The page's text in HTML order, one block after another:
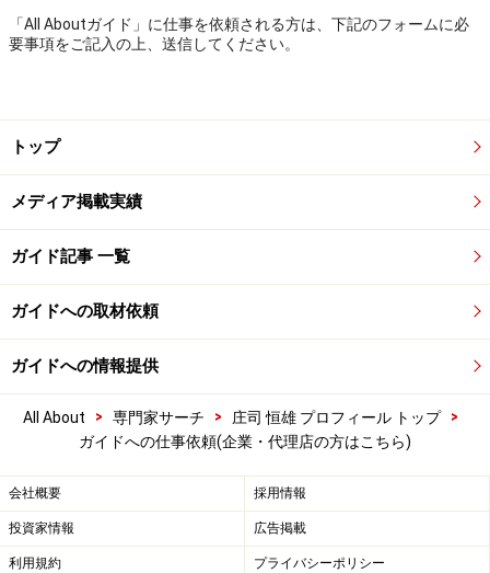
「All Aboutガイド」に仕事を依頼される方は、下記のフォームに必
要事項をご記入の上、送信してください。
トップ
メディア掲載実績
ガイド記事 一覧
ガイドへの取材依頼
ガイドへの情報提供
All About > 専門家サーチ > 庄司 恒雄 プロフィール トップ
>
ガイドへの仕事依頼(企業・代理店の方はこちら)
会社概要 採用情報
投資家情報 広告掲載
利用規約 プライバシーポリシー